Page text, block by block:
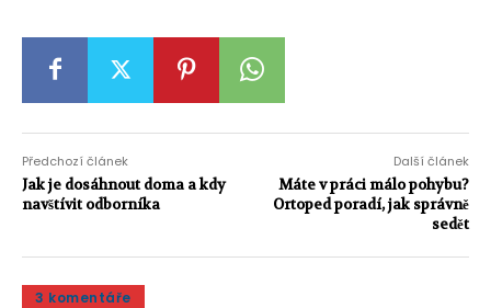
Předchozí článek
Jak je dosáhnout doma a kdy
navštívit odborníka
Další článek
Máte v práci málo pohybu?
Ortoped poradí, jak správně
sedět
3 komentáře